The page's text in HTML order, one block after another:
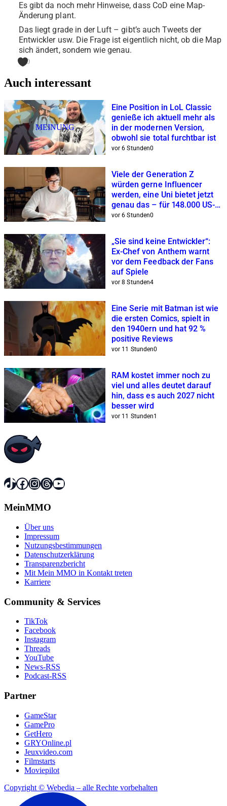
Es gibt da noch mehr Hinweise, dass CoD eine Map-
Änderung plant.
Das liegt grade in der Luft – gibt’s auch Tweets der
Entwickler usw. Die Frage ist eigentlich nicht, ob die Map
sich ändert, sondern wie genau.
0
Auch interessant
MEINUNG
Eine Position in LoL Classic
genieße ich aktuell mehr als
in der modernen Version,
obwohl sie total furchtbar ist
vor 6 Stunden0
Viele der Generation Z
würden gerne Influencer
werden, eine Uni bietet jetzt
genau das – für 148.000 US-
Dollar
vor 6 Stunden0
„Sie sind keine Entwickler“:
Ex-Chef von Anthem warnt
vor dem Feedback der Fans
auf Spiele
vor 8 Stunden4
Eine Serie mit Batman ist wie
die ersten Comics, spielt in
den 1940ern und hat 92 %
positive Reviews
vor 11 Stunden0
RAM kostet immer noch zu
viel und alles deutet darauf
hin, dass es auch 2027 nicht
besser wird
vor 11 Stunden1
TikTok
Facebook
Instagram
Threads
YouTube
MeinMMO
Über uns
Impressum
Nutzungsbestimmungen
Datenschutzerklärung
Transparenzbericht
Mit Mein MMO in Kontakt treten
Karriere
Community & Services
TikTok
Facebook
Instagram
Threads
YouTube
News-RSS
Podcast-RSS
Partner
GameStar
GamePro
GetHero
GRYOnline.pl
Jeuxvideo.com
Filmstarts
Moviepilot
Copyright © Webedia – alle Rechte vorbehalten